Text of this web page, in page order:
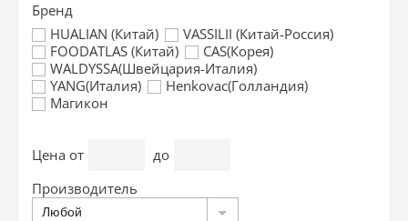
Бренд
HUALIAN (Китай)
VASSILII (Китай-Россия)
FOODATLAS (Китай)
CAS(Корея)
WALDYSSA(Швейцария-Италия)
YANG(Италия)
Henkovac(Голландия)
Магикон
Цена от
до
Производитель
Любой